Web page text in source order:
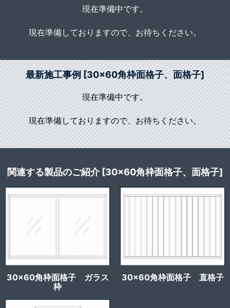
現在準備中です。
現在準備しておりますので、お待ちください。
最新施工事例 [30×60角枠面格子、面格子]
現在準備中です。
現在準備しておりますので、お待ちください。
関連する製品のご紹介 [30×60角枠面格子、面格子]
30×60角枠面格子 ガラス
枠
30×60角枠面格子 直格子